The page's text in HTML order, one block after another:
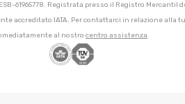
61965778. Registrata presso il Registro Mercantil de
accreditato IATA. Per contattarci in relazione alla
al nostro centro assistenza.